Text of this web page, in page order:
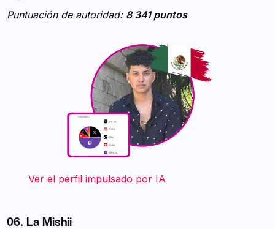
Puntuación de autoridad: 8 341 puntos
‍ ‍ ‍ ‍ ‍ ‍ ‍ Ver el perfil impulsado por IA
06. La Mishii